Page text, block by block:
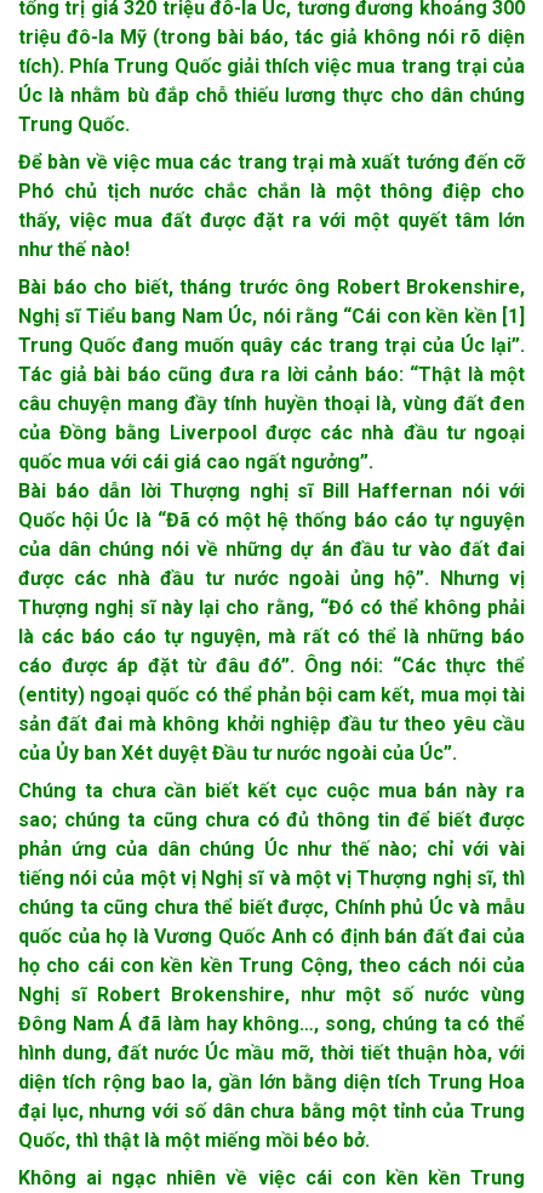
tổng trị giá 320 triệu đô-la Úc, tương đương khoảng 300
triệu đô-la Mỹ (trong bài báo, tác giả không nói rõ diện
tích). Phía Trung Quốc giải thích việc mua trang trại của
Úc là nhằm bù đắp chỗ thiếu lương thực cho dân chúng
Trung Quốc.
Để bàn về việc mua các trang trại mà xuất tướng đến cỡ
Phó chủ tịch nước chắc chắn là một thông điệp cho
thấy, việc mua đất được đặt ra với một quyết tâm lớn
như thế nào!
Bài báo cho biết, tháng trước ông Robert Brokenshire,
Nghị sĩ Tiểu bang Nam Úc, nói rằng “Cái con kền kền [1]
Trung Quốc đang muốn quây các trang trại của Úc lại”.
Tác giả bài báo cũng đưa ra lời cảnh báo: “Thật là một
câu chuyện mang đầy tính huyền thoại là, vùng đất đen
của Đồng bằng Liverpool được các nhà đầu tư ngoại
quốc mua với cái giá cao ngất ngưởng”.
Bài báo dẫn lời Thượng nghị sĩ Bill Haffernan nói với
Quốc hội Úc là “Đã có một hệ thống báo cáo tự nguyện
của dân chúng nói về những dự án đầu tư vào đất đai
được các nhà đầu tư nước ngoài ủng hộ”. Nhưng vị
Thượng nghị sĩ này lại cho rằng, “Đó có thể không phải
là các báo cáo tự nguyện, mà rất có thể là những báo
cáo được áp đặt từ đâu đó”. Ông nói: “Các thực thể
(entity) ngoại quốc có thể phản bội cam kết, mua mọi tài
sản đất đai mà không khởi nghiệp đầu tư theo yêu cầu
của Ủy ban Xét duyệt Đầu tư nước ngoài của Úc”.
Chúng ta chưa cần biết kết cục cuộc mua bán này ra
sao; chúng ta cũng chưa có đủ thông tin để biết được
phản ứng của dân chúng Úc như thế nào; chỉ với vài
tiếng nói của một vị Nghị sĩ và một vị Thượng nghị sĩ, thì
chúng ta cũng chưa thể biết được, Chính phủ Úc và mẫu
quốc của họ là Vương Quốc Anh có định bán đất đai của
họ cho cái con kền kền Trung Cộng, theo cách nói của
Nghị sĩ Robert Brokenshire, như một số nước vùng
Đông Nam Á đã làm hay không…, song, chúng ta có thể
hình dung, đất nước Úc mầu mỡ, thời tiết thuận hòa, với
diện tích rộng bao la, gần lớn bằng diện tích Trung Hoa
đại lục, nhưng với số dân chưa bằng một tỉnh của Trung
Quốc, thì thật là một miếng mồi béo bở.
Không ai ngạc nhiên về việc cái con kền kền Trung